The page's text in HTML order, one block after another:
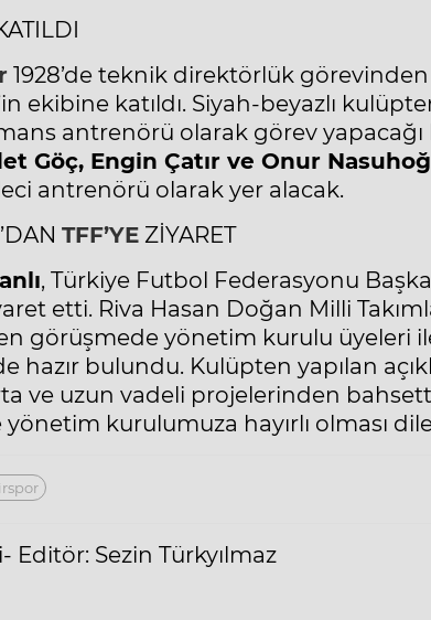
1928’de teknik direktörlük görevinden
ekibine katıldı. Siyah-beyazlı
antrenörü olarak görev
Göç, Engin Çatır ve Onur
antrenörü olarak yer alacak.
TFF’YE ZİYARET
, Türkiye Futbol Federasyonu
etti. Riva Hasan Doğan Milli
görüşmede yönetim kurulu üyeleri
hazır bulundu. Kulüpten yapılan
ve uzun vadeli projelerinden
yönetim kurulumuza hayırlı olması
Editör: Sezin Türkyılmaz